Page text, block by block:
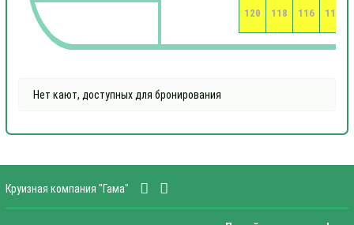
114
116
118
120
Нет кают, доступных для бронирования
Круизная компания "Гама"